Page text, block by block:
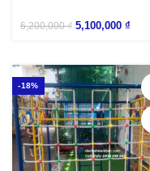
6,200,000₫ 5,100,000 ₫
-18%